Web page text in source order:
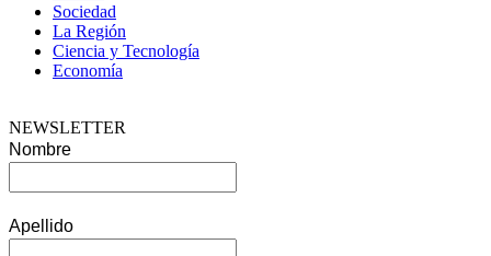
Sociedad
La Región
Ciencia y Tecnología
Economía
NEWSLETTER
Nombre
Apellido